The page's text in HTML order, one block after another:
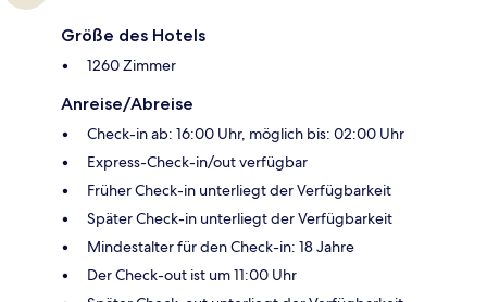
Größe des Hotels
1260 Zimmer
Anreise/Abreise
Check-in ab: 16:00 Uhr, möglich bis: 02:00 Uhr
Express-Check-in/out verfügbar
Früher Check-in unterliegt der Verfügbarkeit
Später Check-in unterliegt der Verfügbarkeit
Mindestalter für den Check-in: 18 Jahre
Der Check-out ist um 11:00 Uhr